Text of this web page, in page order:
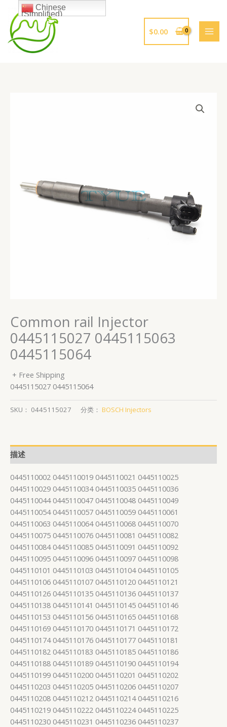
$0.00
Common rail Injector
0445115027 0445115063
0445115064
+ Free Shipping
0445115027 0445115064
SKU： 0445115027 分类： BOSCH Injectors
描述
0445110002 0445110019 0445110021 0445110025
0445110029 0445110034 0445110035 0445110036
0445110044 0445110047 0445110048 0445110049
0445110054 0445110057 0445110059 0445110061
0445110063 0445110064 0445110068 0445110070
0445110075 0445110076 0445110081 0445110082
0445110084 0445110085 0445110091 0445110092
0445110095 0445110096 0445110097 0445110098
0445110101 0445110103 0445110104 0445110105
0445110106 0445110107 0445110120 0445110121
0445110126 0445110135 0445110136 0445110137
0445110138 0445110141 0445110145 0445110146
0445110153 0445110156 0445110165 0445110168
0445110169 0445110170 0445110171 0445110172
0445110174 0445110176 0445110177 0445110181
0445110182 0445110183 0445110185 0445110186
0445110188 0445110189 0445110190 0445110194
0445110199 0445110200 0445110201 0445110202
0445110203 0445110205 0445110206 0445110207
0445110208 0445110212 0445110214 0445110216
0445110219 0445110222 0445110224 0445110225
0445110230 0445110231 0445110236 0445110237
Chinese
(Simplified)